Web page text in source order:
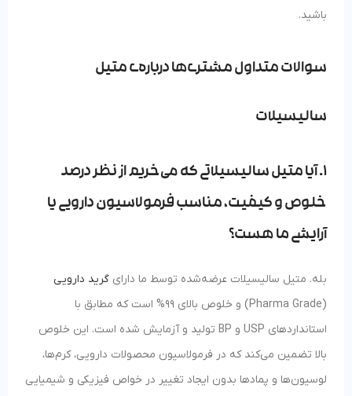
باشید.
سوالات متداول مشتری‌ها درباره‌ی متیل
سالیسیلات
1. آیا متیل سالیسیلاتی که می‌خریم از نظر درصد
خلوص و کیفیت، مناسب فرمولاسیون دارویی یا
آرایشی ما هست؟
بله. متیل سالیسیلات عرضه‌شده توسط ما دارای گرید دارویی
(Pharma Grade) و خلوص بالای 99% است که مطابق با
استانداردهای USP و BP تولید و آزمایش شده است. این خلوص
بالا تضمین می‌کند که در فرمولاسیون محصولات دارویی، کرم‌ها،
لوسیون‌ها و پمادها بدون ایجاد تغییر در خواص فیزیکی و شیمیایی